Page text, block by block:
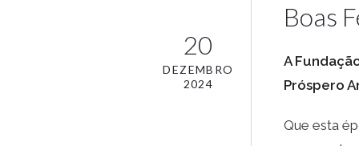
20
DEZEMBRO
2024
Boas
A
Próspero
Que esta